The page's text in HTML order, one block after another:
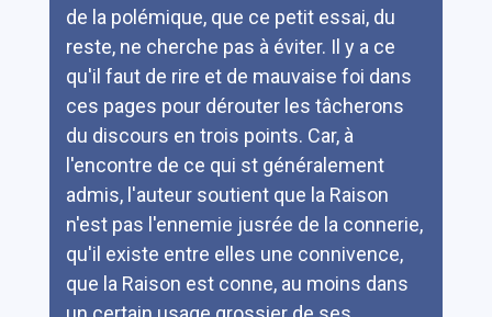
de la polémique, que ce petit essai, du
reste, ne cherche pas à éviter. Il y a ce
qu'il faut de rire et de mauvaise foi dans
ces pages pour dérouter les tâcherons
du discours en trois points. Car, à
l'encontre de ce qui st généralement
admis, l'auteur soutient que la Raison
n'est pas l'ennemie jusrée de la connerie,
qu'il existe entre elles une connivence,
que la Raison est conne, au moins dans